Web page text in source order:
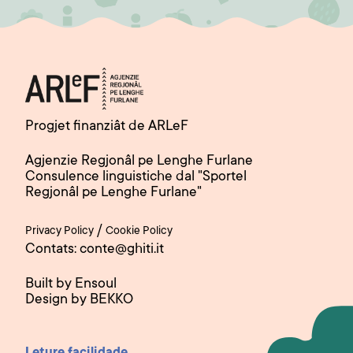
Progjet finanziât de ARLeF
Agjenzie Regjonâl pe Lenghe Furlane
Consulence linguistiche dal "Sportel
Regjonâl pe Lenghe Furlane"
Privacy Policy / Cookie Policy
Contats: conte@ghiti.it
Built by Ensoul
Design by BEKKO